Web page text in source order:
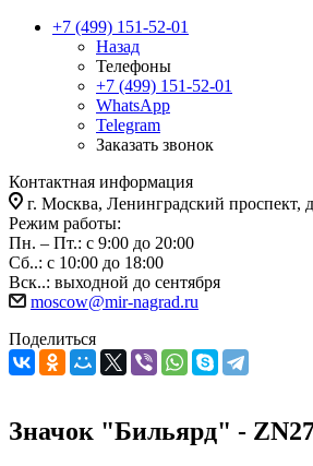
+7 (499) 151-52-01
Назад
Телефоны
+7 (499) 151-52-01
WhatsApp
Telegram
Заказать звонок
Контактная информация
г. Москва, Ленинградский проспект,
Режим работы:
Пн. – Пт.: с 9:00 до 20:00
Сб..: с 10:00 до 18:00
Вск..: выходной до сентября
moscow@mir-nagrad.ru
Поделиться
Значок "Бильярд" -